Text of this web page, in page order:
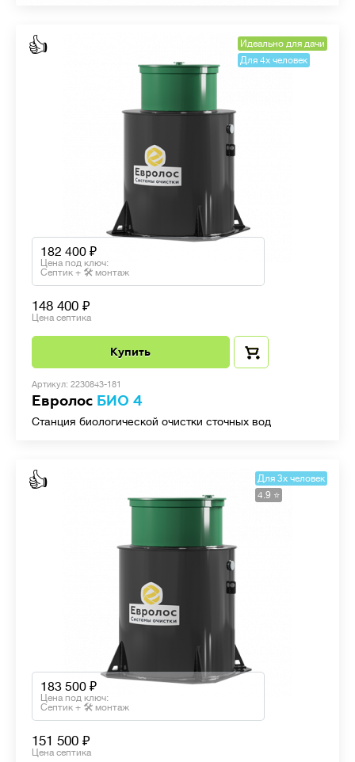
👍
Идеально для дачи
Для 4х человек
182 400
Цена под ключ:
Септик + 🛠 монтаж
148 400
Цена септика
Купить
Артикул: 2230843-181
Евролос БИО 4
Станция биологической очистки сточных вод
👍
Для 3х человек
4.9 ⭐️
183 500
Цена под ключ:
Септик + 🛠 монтаж
151 500
Цена септика